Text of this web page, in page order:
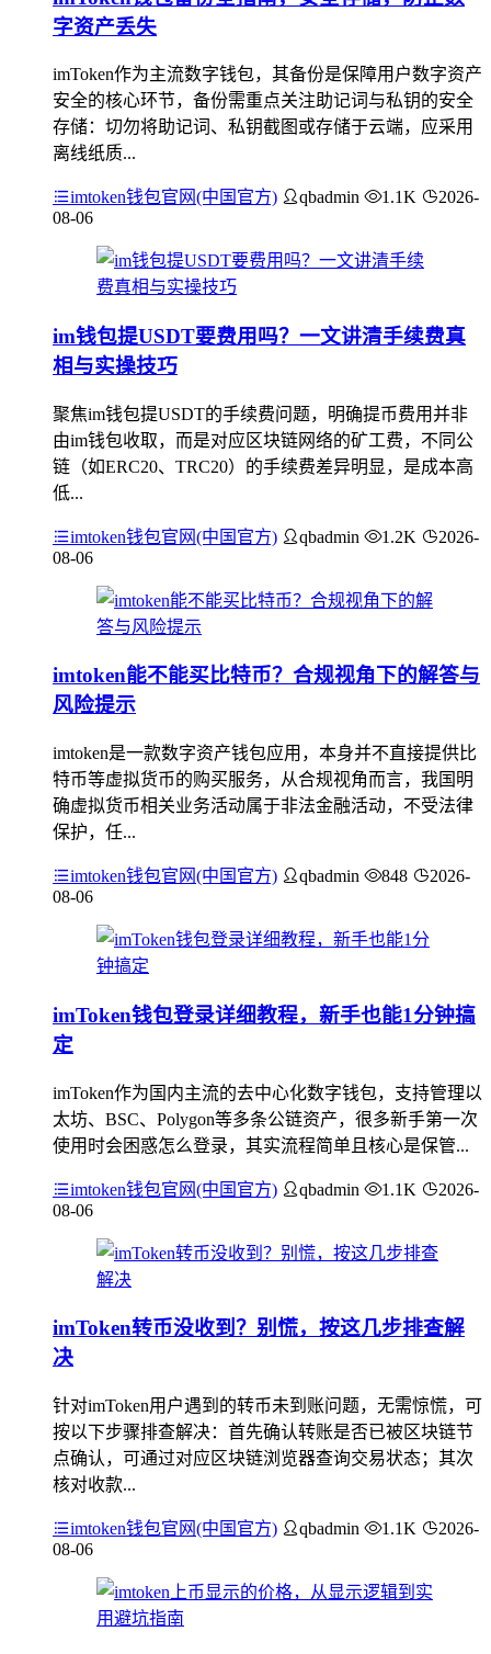
字资产丢失
imToken作为主流数字钱包，其备份是保障用户数字资产
安全的核心环节，备份需重点关注助记词与私钥的安全
存储：切勿将助记词、私钥截图或存储于云端，应采用
离线纸质...
imtoken钱包官网(中国官方) qbadmin 1.1K
2026-
08-06
im钱包提USDT要费用吗？一文讲清手续费真
相与实操技巧
聚焦im钱包提USDT的手续费问题，明确提币费用并非
由im钱包收取，而是对应区块链网络的矿工费，不同公
链（如ERC20、TRC20）的手续费差异明显，是成本高
低...
imtoken钱包官网(中国官方) qbadmin 1.2K
2026-
08-06
imtoken能不能买比特币？合规视角下的解答与
风险提示
imtoken是一款数字资产钱包应用，本身并不直接提供比
特币等虚拟货币的购买服务，从合规视角而言，我国明
确虚拟货币相关业务活动属于非法金融活动，不受法律
保护，任...
imtoken钱包官网(中国官方) qbadmin 848
2026-
08-06
imToken钱包登录详细教程，新手也能1分钟搞
定
imToken作为国内主流的去中心化数字钱包，支持管理以
太坊、BSC、Polygon等多条公链资产，很多新手第一次
使用时会困惑怎么登录，其实流程简单且核心是保管...
imtoken钱包官网(中国官方) qbadmin 1.1K
2026-
08-06
imToken转币没收到？别慌，按这几步排查解
决
针对imToken用户遇到的转币未到账问题，无需惊慌，可
按以下步骤排查解决：首先确认转账是否已被区块链节
点确认，可通过对应区块链浏览器查询交易状态；其次
核对收款...
imtoken钱包官网(中国官方) qbadmin 1.1K
2026-
08-06